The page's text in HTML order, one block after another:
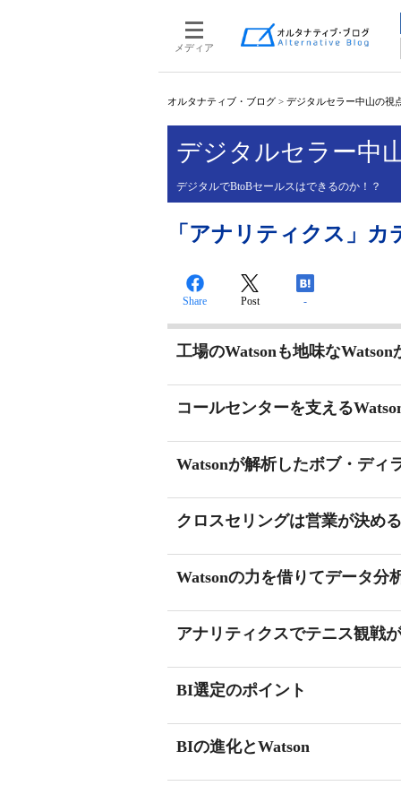
メディア
オルタナティブ・ブログ > デジタルセラー中山の視
デジタルセラー中
デジタルでBtoBセールスはできるのか！？
「アナリティクス」カ
Share Post -
工場のWatsonも地味なWatson
コールセンターを支える
Watsonが解析したボブ・ディ
クロスセリングは営業が決め
Watsonの力を借りてデータ分
アナリティクスでテニス観戦
BI選定のポイント
BIの進化とWatson